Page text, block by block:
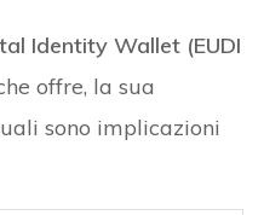
Identity Wallet (EUDI
offre, la sua
sono implicazioni